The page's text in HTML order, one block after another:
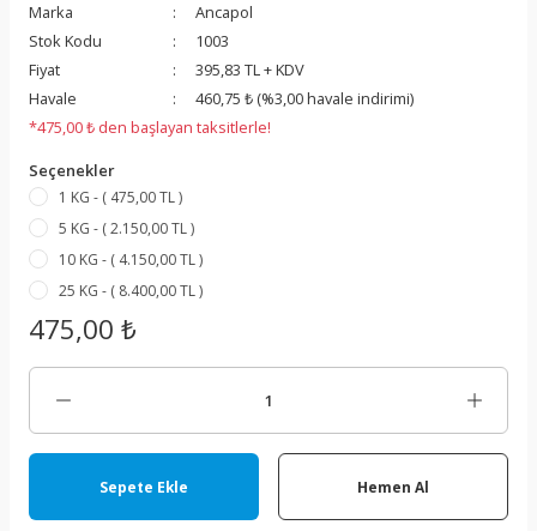
Marka
Ancapol
Stok Kodu
1003
Fiyat
395,83 TL + KDV
Havale
460,75 ₺ (%3,00 havale indirimi)
*475,00 ₺ den başlayan taksitlerle!
Seçenekler
1 KG - ( 475,00 TL )
5 KG - ( 2.150,00 TL )
10 KG - ( 4.150,00 TL )
25 KG - ( 8.400,00 TL )
475,00 ₺
Sepete Ekle Hemen Al